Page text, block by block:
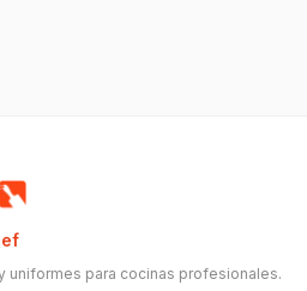
uniformes para cocinas profesionales.